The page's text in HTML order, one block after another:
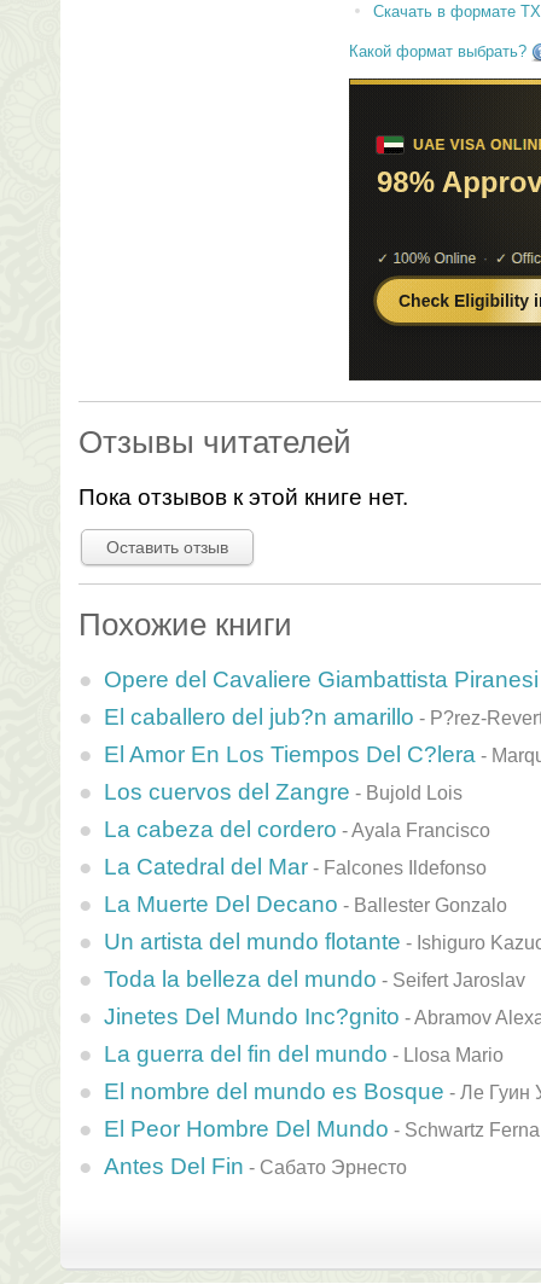
Скачать в формате
Какой формат выбрать?
Отзывы читателей
Пока отзывов к этой книге нет.
Оставить отзыв
Похожие книги
Opere del Cavaliere Giambattista Piranesi
El caballero del jub?n amarillo - P?rez-
El Amor En Los Tiempos Del C?lera -
Los cuervos del Zangre - Bujold Lois
La cabeza del cordero -Ayala Francisco
La Catedral del Mar - Falcones Ildefonso
La Muerte Del Decano - Ballester Gonzalo
Un artista del mundo flotante - Ishiguro
Toda la belleza del mundo - Seifert Jaroslav
Jinetes Del Mundo Inc?gnito -Abramov
La guerra del fin del mundo - Llosa Mario
El nombre del mundo es Bosque - Ле Гуин
El Peor Hombre Del Mundo - Schwartz
Antes Del Fin - Сабато Эрнесто